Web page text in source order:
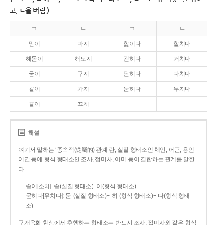
고, ㄴ을 버림.)
ㄱ ㄴ ㄱ ㄴ
맏이 마지 핥이다 할치다
해돋이 해도지 걷히다 거치다
굳이 구지 닫히다 다치다
같이 가치 묻히다 무치다
끝이 끄치
해설
여기서 말하는 ‘종속적(從屬的) 관계’란, 실질 형태소인 체언, 어근, 용언
어간 등에 형식 형태소인 조사, 접미사, 어미 등이 결합하는 관계를 말한
다.
솥이[소치]: 솥(실질 형태소)+이(형식 형태소)
묻히다[무치다]: 묻­-(실질 형태소)+­-히­-(형식 형태소)+-다(형식 형태
소)
구개음화 현상에서 후행하는 형태소는 반드시 조사, 접미사와 같은 형식